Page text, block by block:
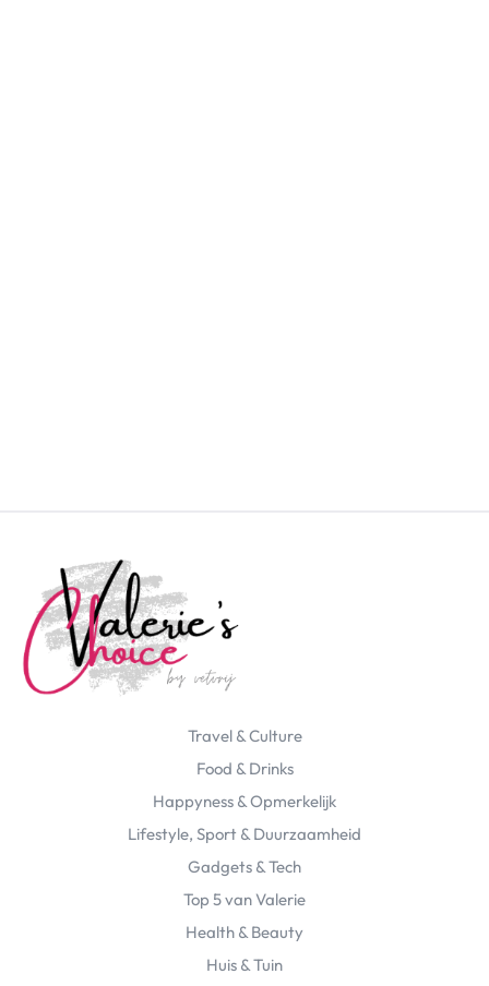
Contact
VALERIE'S CHOICE
Health & Beauty Gadgets
Travel
Lifestyle
Travel & Culture
Food & Drinks
Happyness & Opmerkelijk
Lifestyle, Sport & Duurzaamheid
Gadgets & Tech
Top 5 van Valerie
Health & Beauty
Huis & Tuin